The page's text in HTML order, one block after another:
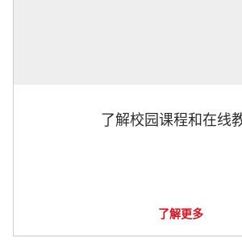
了解校园课程和在线
了解更多